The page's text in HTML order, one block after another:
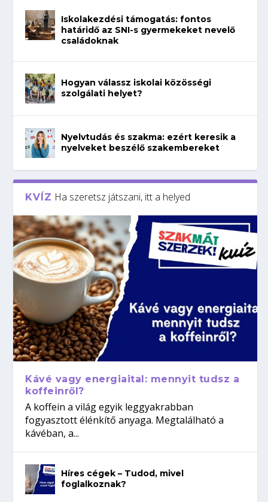
Iskolakezdési támogatás: fontos
határidő az SNI-s gyermekeket nevelő
családoknak
Hogyan válassz iskolai közösségi
szolgálati helyet?
Nyelvtudás és szakma: ezért keresik a
nyelveket beszélő szakembereket
KVÍZ Ha szeretsz játszani, itt a helyed
Kávé vagy energiaital: mennyit tudsz a
koffeinről?
A koffein a világ egyik leggyakrabban
fogyasztott élénkítő anyaga. Megtalálható a
kávéban, a...
Híres cégek – Tudod, mivel
foglalkoznak?